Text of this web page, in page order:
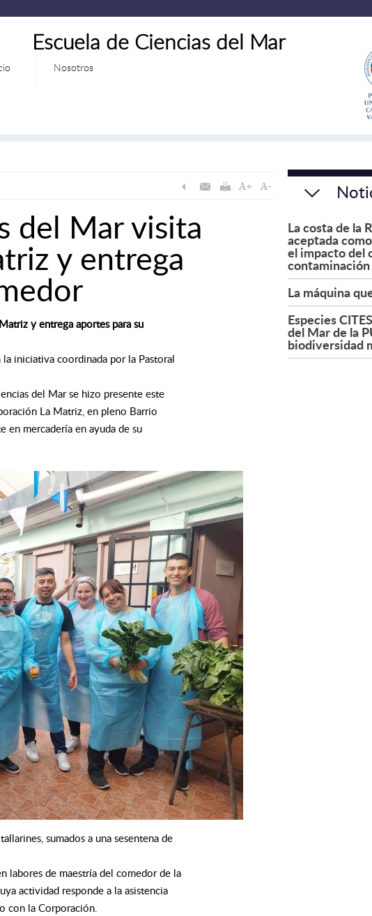
Escuela de Ciencias del Mar
Nosotros
del Mar visita
y entrega
y entrega aportes para su
iniciativa coordinada por la Pastoral
del Mar se hizo presente este
La Matriz, en pleno Barrio
en mercadería en ayuda de su
sumados a una sesentena de
labores de maestría del comedor de la
actividad responde a la asistencia
con la Corporación.
La costa de la
aceptada
el impacto del
La máquina
Especies
del Mar de la
biodiversidad